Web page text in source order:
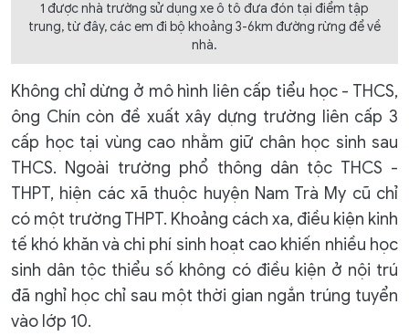
1 được nhà trường sử dụng xe ô tô đưa đón tại điểm tập
trung, từ đây, các em đi bộ khoảng 3-6km đường rừng để về
nhà.
Không chỉ dừng ở mô hình liên cấp tiểu học - THCS,
ông Chín còn đề xuất xây dựng trường liên cấp 3
cấp học tại vùng cao nhằm giữ chân học sinh sau
THCS. Ngoài trường phổ thông dân tộc THCS -
THPT, hiện các xã thuộc huyện Nam Trà My cũ chỉ
có một trường THPT. Khoảng cách xa, điều kiện kinh
tế khó khăn và chi phí sinh hoạt cao khiến nhiều học
sinh dân tộc thiểu số không có điều kiện ở nội trú
đã nghỉ học chỉ sau một thời gian ngắn trúng tuyển
vào lớp 10.